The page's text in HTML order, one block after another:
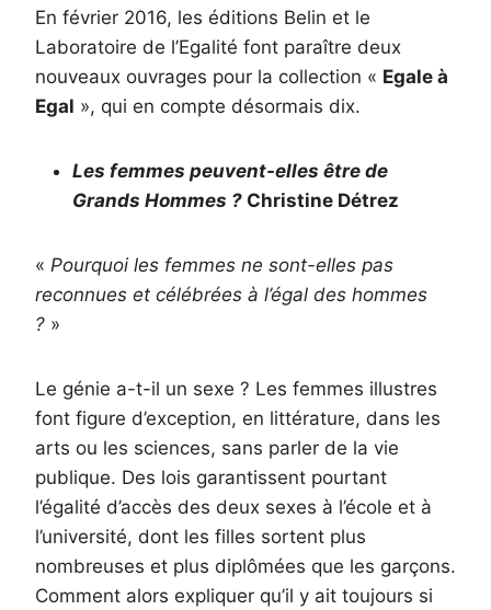
En février 2016, les éditions Belin et le
Laboratoire de l’Egalité font paraître deux
nouveaux ouvrages pour la collection « Egale à
Egal », qui en compte désormais dix.
Les femmes peuvent-elles être de
Grands Hommes ? Christine Détrez
« Pourquoi les femmes ne sont-elles pas
reconnues et célébrées à l’égal des hommes
? »
Le génie a-t-il un sexe ? Les femmes illustres
font figure d’exception, en littérature, dans les
arts ou les sciences, sans parler de la vie
publique. Des lois garantissent pourtant
l’égalité d’accès des deux sexes à l’école et à
l’université, dont les filles sortent plus
nombreuses et plus diplômées que les garçons.
Comment alors expliquer qu’il y ait toujours si